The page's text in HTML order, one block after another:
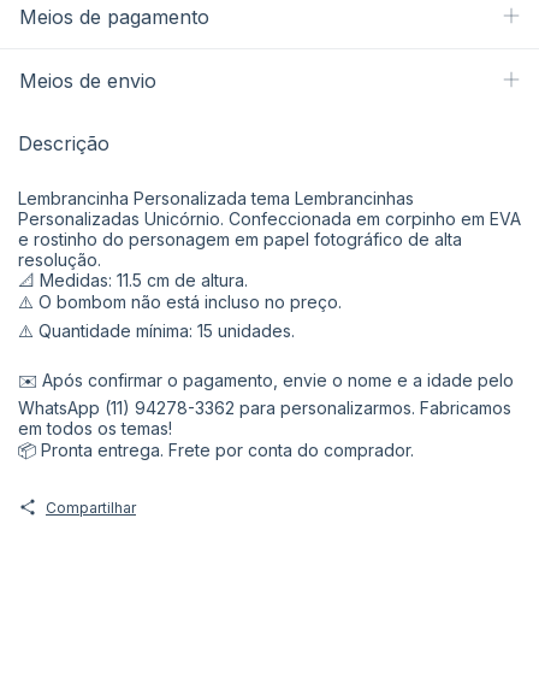
Meios de pagamento
Meios de envio
Descrição
Lembrancinha Personalizada tema Lembrancinhas
Personalizadas Unicórnio. Confeccionada em corpinho em EVA
e rostinho do personagem em papel fotográfico de alta
resolução.
📐 Medidas: 11.5 cm de altura.
⚠️ O bombom não está incluso no preço.
⚠️ Quantidade mínima: 15 unidades.
✉️ Após confirmar o pagamento, envie o nome e a idade pelo
WhatsApp (11) 94278-3362 para personalizarmos. Fabricamos
em todos os temas!
📦 Pronta entrega. Frete por conta do comprador.
Compartilhar